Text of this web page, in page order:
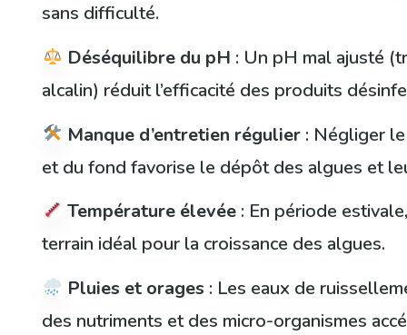
sans difficulté.
Déséquilibre du pH : Un pH mal ajusté
alcalin) réduit l’efficacité des produits
Manque d’entretien régulier : Négliger
et du fond favorise le dépôt des algues et
Température élevée : En période
terrain idéal pour la croissance des algues.
Pluies et orages : Les eaux de
des nutriments et des micro-organismes